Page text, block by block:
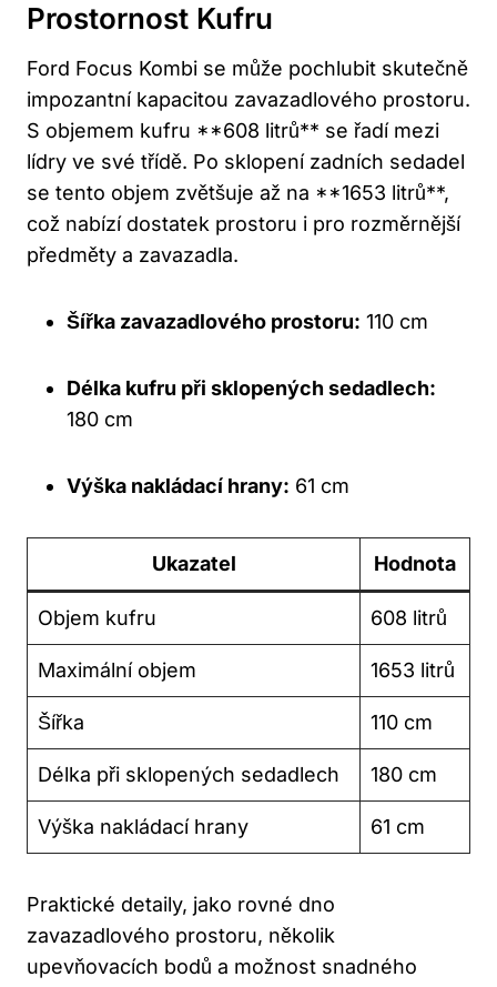
Prostornost Kufru
Ford Focus Kombi se může pochlubit skutečně
impozantní kapacitou zavazadlového prostoru.
S objemem kufru **608 litrů** se řadí mezi
lídry ve své třídě. Po sklopení zadních sedadel
se tento objem zvětšuje až na **1653 litrů**,
což nabízí dostatek prostoru i pro rozměrnější
předměty a zavazadla.
Šířka zavazadlového prostoru: 110 cm
Délka kufru při sklopených sedadlech:
180 cm
Výška nakládací hrany: 61 cm
Ukazatel Hodnota
Objem kufru 608 litrů
Maximální objem 1653 litrů
Šířka 110 cm
Délka při sklopených sedadlech 180 cm
Výška nakládací hrany 61 cm
Praktické detaily, jako rovné dno
zavazadlového prostoru, několik
upevňovacích bodů a možnost snadného